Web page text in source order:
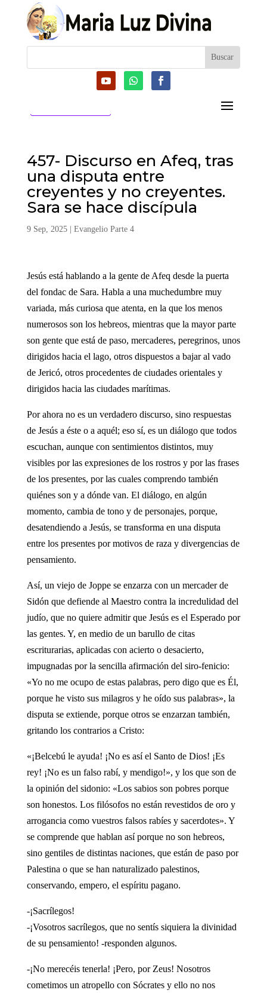
457- Discurso en Afeq, tras
una disputa entre
creyentes y no creyentes.
Sara se hace discípula
9 Sep, 2025| Evangelio Parte 4
Jesús está hablando a la gente de Afeq desde la puerta
del fondac de Sara. Habla a una muchedumbre muy
variada, más curiosa que atenta, en la que los menos
numerosos son los hebreos, mientras que la mayor parte
son gente que está de paso, mercaderes, peregrinos, unos
dirigidos hacia el lago, otros dispuestos a bajar al vado
de Jericó, otros procedentes de ciudades orientales y
dirigidos hacia las ciudades marítimas.
Por ahora no es un verdadero discurso, sino respuestas
de Jesús a éste o a aquél; eso sí, es un diálogo que todos
escuchan, aunque con sentimientos distintos, muy
visibles por las expresiones de los rostros y por las frases
de los presentes, por las cuales comprendo también
quiénes son y a dónde van. El diálogo, en algún
momento, cambia de tono y de personajes, porque,
desatendiendo a Jesús, se transforma en una disputa
entre los presentes por motivos de raza y divergencias de
pensamiento.
Así, un viejo de Joppe se enzarza con un mercader de
Sidón que defiende al Maestro contra la incredulidad del
judío, que no quiere admitir que Jesús es el Esperado por
las gentes. Y, en medio de un barullo de citas
escriturarias, aplicadas con acierto o desacierto,
impugnadas por la sencilla afirmación del siro-fenicio:
«Yo no me ocupo de estas palabras, pero digo que es Él,
porque he visto sus milagros y he oído sus palabras», la
disputa se extiende, porque otros se enzarzan también,
gritando los contrarios a Cristo:
«¡Belcebú le ayuda! ¡No es así el Santo de Dios! ¡Es
rey! ¡No es un falso rabí, y mendigo!», y los que son de
la opinión del sidonio: «Los sabios son pobres porque
son honestos. Los filósofos no están revestidos de oro y
arrogancia como vuestros falsos rabíes y sacerdotes». Y
se comprende que hablan así porque no son hebreos,
sino gentiles de distintas naciones, que están de paso por
Palestina o que se han naturalizado palestinos,
conservando, empero, el espíritu pagano.
-¡Sacrílegos!
-¡Vosotros sacrílegos, que no sentís siquiera la divinidad
de su pensamiento! -responden algunos.
-¡No merecéis tenerla! ¡Pero, por Zeus! Nosotros
cometimos un atropello con Sócrates y ello no nos